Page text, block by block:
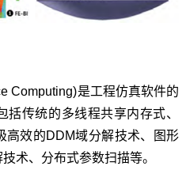
Computing)是工程仿真软件的
传统的多线程共享内存式、
高效的DDM域分解技术、图形
术、分布式参数扫描等。